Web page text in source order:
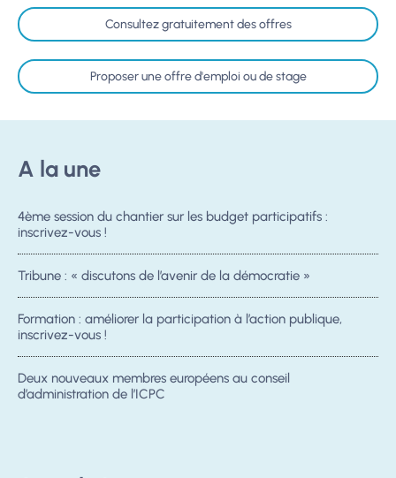
Consultez gratuitement des offres
Proposer une offre d'emploi ou de stage
A la une
4ème session du chantier sur les budget participatifs :
inscrivez-vous !
Tribune : « discutons de l’avenir de la démocratie »
Formation : améliorer la participation à l’action publique,
inscrivez-vous !
Deux nouveaux membres européens au conseil
d’administration de l’ICPC